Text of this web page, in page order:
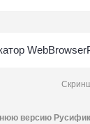
версию